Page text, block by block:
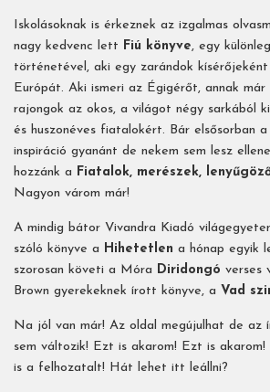
Iskolásoknak is érkeznek az izgalmas
nagy kedvenc lett Fiú könyve, egy
történetével, aki egy zarándok
Európát. Aki ismeri az Égigérőt, annak
rajongok az okos, a világot négy sarkából
és huszonéves fiatalokért. Bár elsősorban a
inspiráció gyanánt de nekem sem lesz
hozzánk a Fiatalok, merészek,
Nagyon várom már!
A mindig bátor Vivandra Kiadó
szóló könyve a Hihetetlen a hónap egyik
szorosan követi a Móra Diridongó verses
Brown gyerekeknek írott könyve, a Vad
Na jól van már! Az oldal megújulhat de az
sem változik! Ezt is akarom! Ezt is
is a felhozatalt! Hát lehet itt leállni?